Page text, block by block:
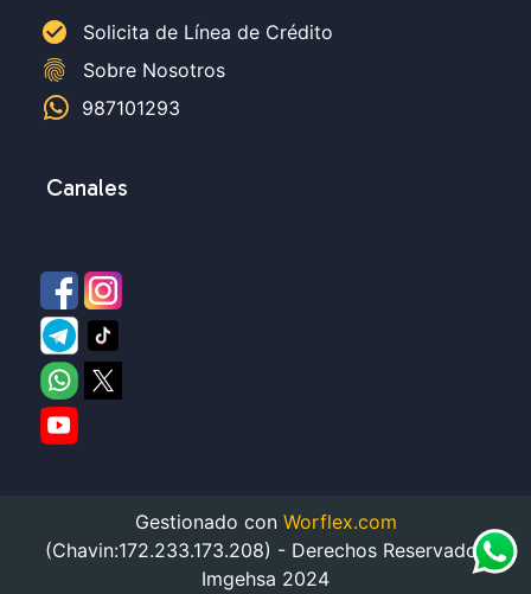
check_circle Solicita de Línea de Crédito
fingerprint
Sobre Nosotros
987101293
Canales
Gestionado con Worflex.com
(Chavin:172.233.173.208) - Derechos Reservados
Imgehsa 2024